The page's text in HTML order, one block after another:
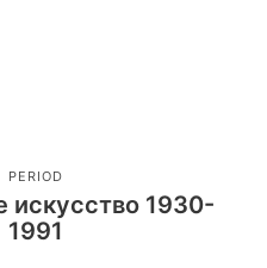
PERIOD
искусство 1930-
1991